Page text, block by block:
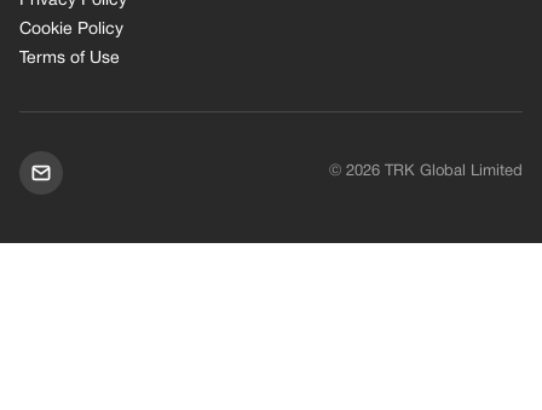
Cookie Policy
Terms of Use
© 2026 TRK Global Limited